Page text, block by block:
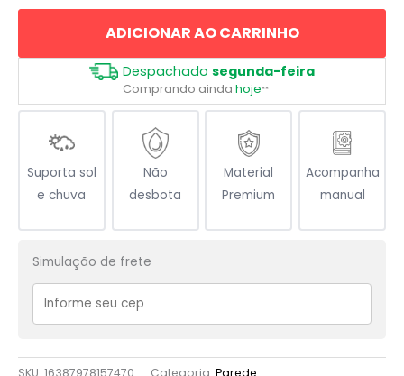
Lótus
quantidade
ADICIONAR AO CARRINHO
Despachado segunda-feira
Comprando ainda hoje**
Suporta sol
e chuva
Não
desbota
Material
Premium
Acompanha
manual
Simulação de frete
SKU: 16387978157470 Categoria: Parede